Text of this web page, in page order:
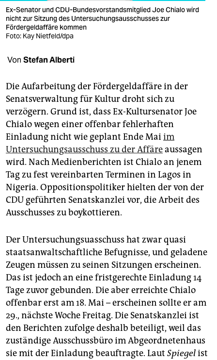
shop
fragen & hilfe
unterstützen
abo
genossenschaft
epaper login
Ex-Senator und CDU-Bundesvorstandsmitglied Joe Chialo wird
nicht zur Sitzung des Untersuchungsausschusses zur
Fördergeldaffäre kommen
Foto: Kay Nietfeld/dpa
Von Stefan Alberti
Die Aufarbeitung der Fördergeldaffäre in der
Senatsverwaltung für Kultur droht sich zu
verzögern. Grund ist, dass Ex-Kultursenator Joe
Chialo wegen einer offenbar fehlerhaften
Einladung nicht wie geplant Ende Maiim
Untersuchungsausschuss zu der Affäreaussagen
wird. Nach Medienberichten ist Chialo an jenem
Tag zu fest vereinbarten Terminen in Lagos in
Nigeria. Oppositionspolitiker hielten der von der
CDU geführten Senatskanzlei vor, die Arbeit des
Ausschusses zu boykottieren.
Der Untersuchungsuasschuss hat zwar quasi
staatsanwaltschaftliche Befugnisse, und geladene
Zeugen müssen zu seinen Sitzungen erscheinen.
Das ist jedoch an eine fristgerechte Einladung 14
Tage zuvor gebunden. Die aber erreichte Chialo
offenbar erst am 18. Mai – erscheinen sollte er am
29., nächste Woche Freitag. Die Senatskanzlei ist
den Berichten zufolge deshalb beteiligt, weil das
zuständige Ausschussbüro im Abgeordnetenhaus
sie mit der Einladung beauftragte. Laut Spiegelist